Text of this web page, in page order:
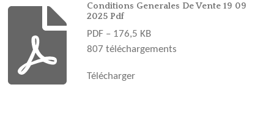
r
a
m
e
t
e
Conditions Generales De Vente 19 09
2025 Pdf
PDF – 176,5 KB
807 téléchargements
Télécharger